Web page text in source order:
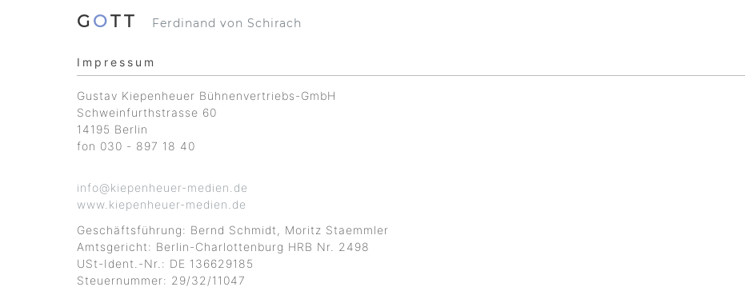
G OTT Ferdinand von Schirach
Impressum
Gustav Kiepenheuer Bühnenvertriebs-GmbH
Schweinfurthstrasse 60
14195 Berlin
fon 030 - 897 18 40
info@kiepenheuer-medien.de
www.kiepenheuer-medien.de
Geschäftsführung: Bernd Schmidt, Moritz Staemmler
Amtsgericht: Berlin-Charlottenburg HRB Nr. 2498
USt-Ident.-Nr.: DE 136629185
Steuernummer: 29/32/11047